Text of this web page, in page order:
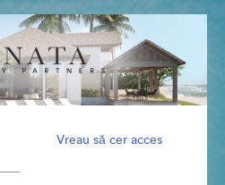
Vreau să cer acces